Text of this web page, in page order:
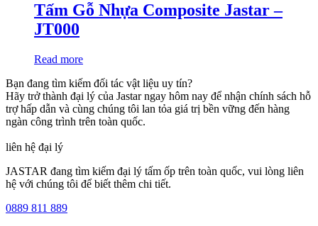
Tấm Gỗ Nhựa Composite Jastar –
JT000
Read more
Bạn đang tìm kiếm đối tác vật liệu uy tín?
Hãy trở thành đại lý của Jastar ngay hôm nay để nhận chính sách hỗ
trợ hấp dẫn và cùng chúng tôi lan tỏa giá trị bền vững đến hàng
ngàn công trình trên toàn quốc.
liên hệ đại lý
JASTAR đang tìm kiếm đại lý tấm ốp trên toàn quốc, vui lòng liên
hệ với chúng tôi để biết thêm chi tiết.
0889 811 889